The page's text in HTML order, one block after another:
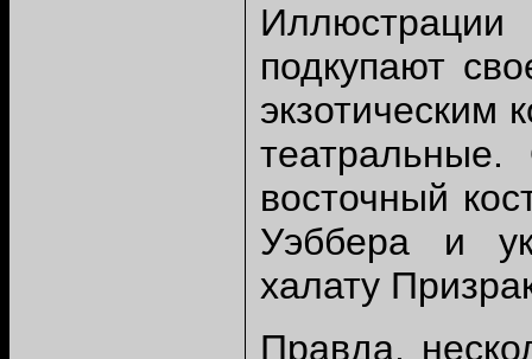
подкупают
экзотическим
восточный
Уэббера и
халату
Правда,